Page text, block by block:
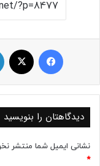
فیسبوک
دیدگاهتان را بنویسید
نشانی ایمیل شما منتشر
*